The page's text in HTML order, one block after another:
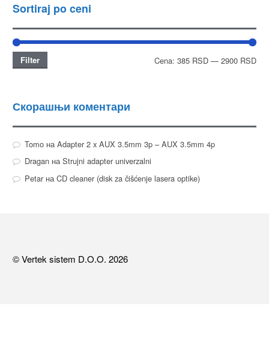
Sortiraj po ceni
Filter Cena:385 RSD —2900 RSD
Скорашњи коментари
Tomoна Adapter 2 x AUX 3.5mm 3p – AUX 3.5mm 4p
DraganнаStrujni adapter univerzalni
PetarнаCD cleaner (disk za čišćenje lasera optike)
© Vertek sistem D.O.O. 2026